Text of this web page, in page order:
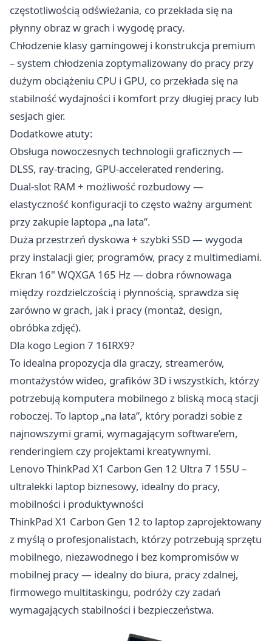
częstotliwością odświeżania, co przekłada się na
płynny obraz w grach i wygodę pracy.
Chłodzenie klasy gamingowej i konstrukcja premium
– system chłodzenia zoptymalizowany do pracy przy
dużym obciążeniu CPU i GPU, co przekłada się na
stabilność wydajności i komfort przy długiej pracy lub
sesjach gier.
Dodatkowe atuty:
Obsługa nowoczesnych technologii graficznych —
DLSS, ray-tracing, GPU-accelerated rendering.
Dual-slot RAM + możliwość rozbudowy —
elastyczność konfiguracji to często ważny argument
przy zakupie laptopa „na lata”.
Duża przestrzeń dyskowa + szybki SSD — wygoda
przy instalacji gier, programów, pracy z multimediami.
Ekran 16" WQXGA 165 Hz — dobra równowaga
między rozdzielczością i płynnością, sprawdza się
zarówno w grach, jak i pracy (montaż, design,
obróbka zdjęć).
Dla kogo Legion 7 16IRX9?
To idealna propozycja dla graczy, streamerów,
montażystów wideo, grafików 3D i wszystkich, którzy
potrzebują komputera mobilnego z bliską mocą stacji
roboczej. To laptop „na lata”, który poradzi sobie z
najnowszymi grami, wymagającym software’em,
renderingiem czy projektami kreatywnymi.
Lenovo ThinkPad X1 Carbon Gen 12 Ultra 7 155U –
ultralekki laptop biznesowy, idealny do pracy,
mobilności i produktywności
ThinkPad X1 Carbon Gen 12 to laptop zaprojektowany
z myślą o profesjonalistach, którzy potrzebują sprzętu
mobilnego, niezawodnego i bez kompromisów w
mobilnej pracy — idealny do biura, pracy zdalnej,
firmowego multitaskingu, podróży czy zadań
wymagających stabilności i bezpieczeństwa.